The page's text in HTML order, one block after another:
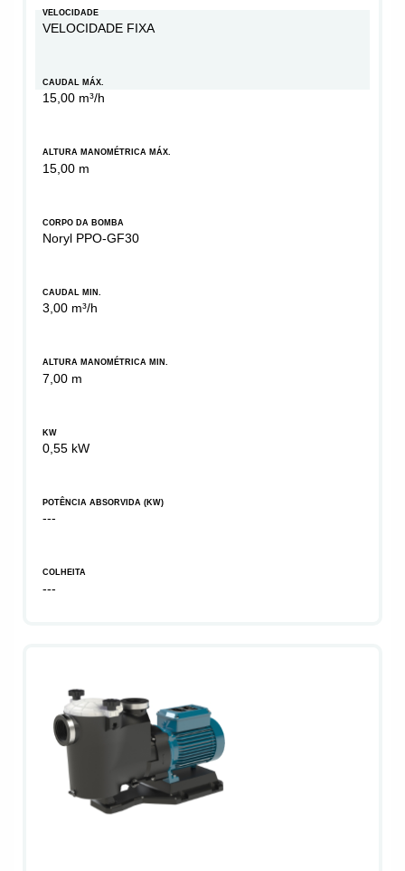
VELOCIDADE
VELOCIDADE FIXA
CAUDAL MÁX.
15,00 m³/h
ALTURA MANOMÉTRICA MÁX.
15,00 m
CORPO DA BOMBA
Noryl PPO-GF30
CAUDAL MIN.
3,00 m³/h
ALTURA MANOMÉTRICA MIN.
7,00 m
KW
0,55 kW
POTÊNCIA ABSORVIDA (KW)
---
COLHEITA
---